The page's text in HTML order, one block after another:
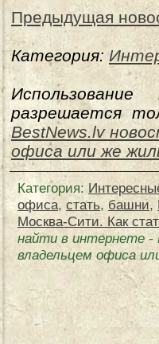
Предыдущая
Категория:
разрешается
BestNews.lv
офиса или же
Категория:
офиса, стать, башни,
Москва-Сити. Как
найти в интернете -
владельцем офиса